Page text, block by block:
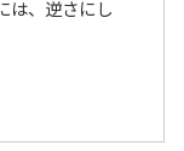
は、逆さにし